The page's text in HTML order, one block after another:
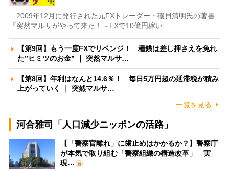
2009年12月に発行された元FXトレーダー・磯貝清明氏の著書
『突然マルサがやって来た！～FXで10億円稼い…
【第9回】もう一度FXでリベンジ！ 種銭は差し押さえを免れ
た”ヒミツのお金” ｜ 突然マルサ…
【第8回】年利はなんと14.6％！ 毎日5万円超の延滞税が積み
上がっていく ｜ 突然マルサ…
一覧を見る
河合雅司「人口減少ニッポンの活路」
【「警察官離れ」に歯止めはかかるか？】警察庁
が本気で取り組む「警察組織の構造改革」 実
現…